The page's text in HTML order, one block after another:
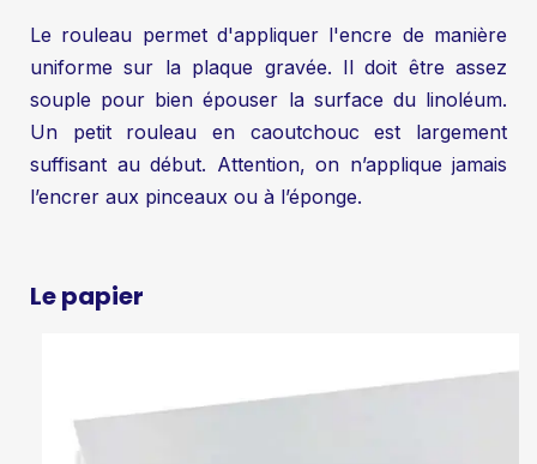
Le rouleau permet d'appliquer l'encre de manière
uniforme sur la plaque gravée. Il doit être assez
souple pour bien épouser la surface du linoléum.
Un petit rouleau en caoutchouc est largement
suffisant au début. Attention, on n’applique jamais
l’encrer aux pinceaux ou à l’éponge.
Le papier